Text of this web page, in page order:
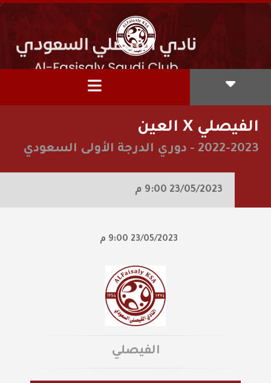
الفيصلي X العين
2022-2023
- دوري الدرجة الأولى السعودي
23/05/2023
23/05/2023
الفيصلي